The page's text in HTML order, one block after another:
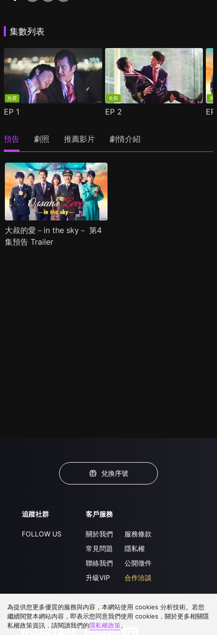
集數列表
免費
EP 1
免費
EP 2
免
預告 劇照 推薦影片 劇情介紹
大叔的愛－in the sky－ 第4
集預告 Trailer
兌換序號
追蹤社群
FOLLOW US
客戶服務
關於我們
常見問題
聯絡我們
升級VIP
服務條款
隱私權
公開徵件
合作洽談
下載 APP
為提供您更多優質的服務與內容，本網站使用 cookies 分析技術。若您
繼續閱覽本網站內容，即表示您同意我們使用 cookies，關於更多相關隱
私權政策資訊，請閱讀我們的隱私權政策。